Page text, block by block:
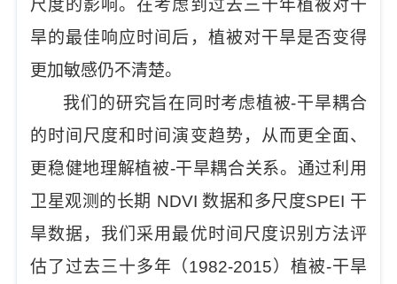
尺度的影响。在考虑到过去三十年植被对干
旱的最佳响应时间后，植被对干旱是否变得
更加敏感仍不清楚。
我们的研究旨在同时考虑植被-干旱耦合
的时间尺度和时间演变趋势，从而更全面、
更稳健地理解植被-干旱耦合关系。通过利用
卫星观测的长期 NDVI 数据和多尺度SPEI 干
旱数据，我们采用最优时间尺度识别方法评
估了过去三十多年（1982-2015）植被-干旱